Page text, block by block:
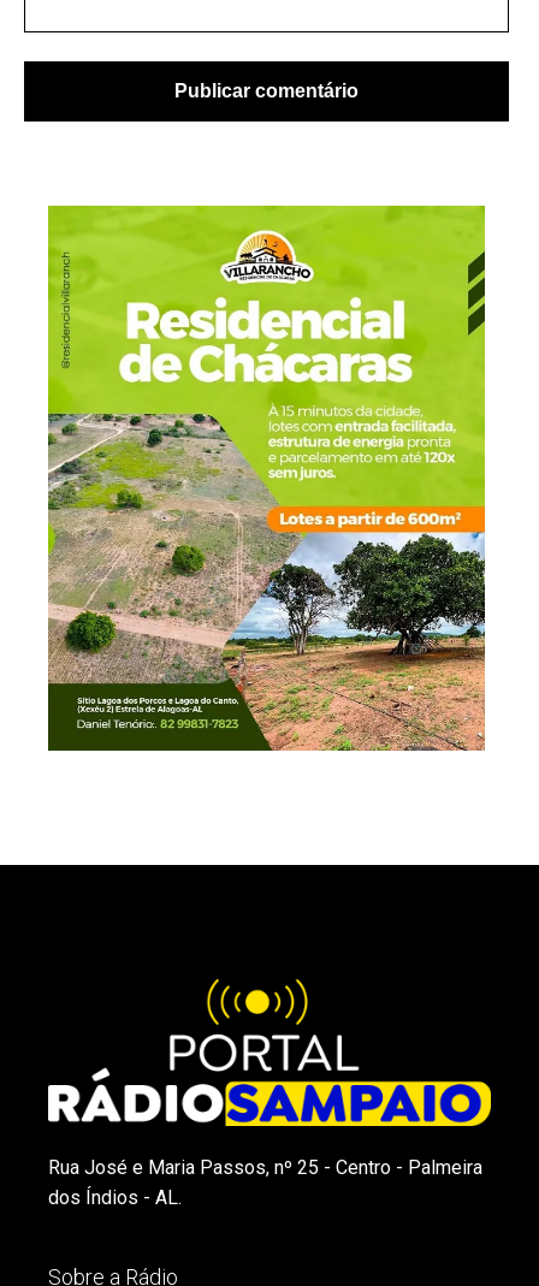
Rua José e Maria Passos, nº 25 - Centro - Palmeira
dos Índios - AL.
Sobre a Rádio